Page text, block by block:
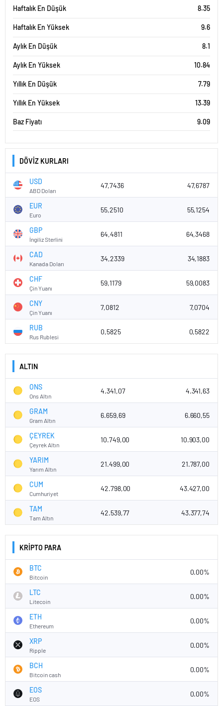
Haftalık En Düşük 8.35
Haftalık En Yüksek 9.6
Aylık En Düşük 8.1
Aylık En Yüksek 10.84
Yıllık En Düşük 7.79
Yıllık En Yüksek 13.39
Baz Fiyatı 9.09
DÖVİZ KURLARI
USD
ABD Doları
47,7436 47,6787
EUR
Euro
55,2510 55,1254
GBP
İngiliz Sterlini
64,4811 64,3468
CAD
Kanada Doları
34,2339 34,1883
CHF
Çin Yuanı
59,1179 59,0083
CNY
Çin Yuanı
7,0812 7,0704
RUB
Rus Rublesi
0,5825 0,5822
ALTIN
ONS
Ons Altın
4.341,07 4.341,63
GRAM
Gram Altın
6.659,69 6.660,55
ÇEYREK
Çeyrek Altın
10.749,00 10.903,00
YARIM
Yarım Altın
21.499,00 21.787,00
CUM
Cumhuriyet
42.798,00 43.427,00
TAM
Tam Altın
42.539,77 43.377,74
KRİPTO PARA
BTC
Bitcoin
0.00%
LTC
Litecoin
0.00%
ETH
Ethereum
0.00%
XRP
Ripple
0.00%
BCH
Bitcoin cash
0.00%
EOS
EOS
0.00%